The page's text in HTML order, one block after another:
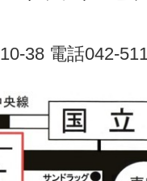
38 電話042-